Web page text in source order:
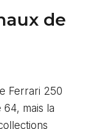
de
Ferrari 250
mais la